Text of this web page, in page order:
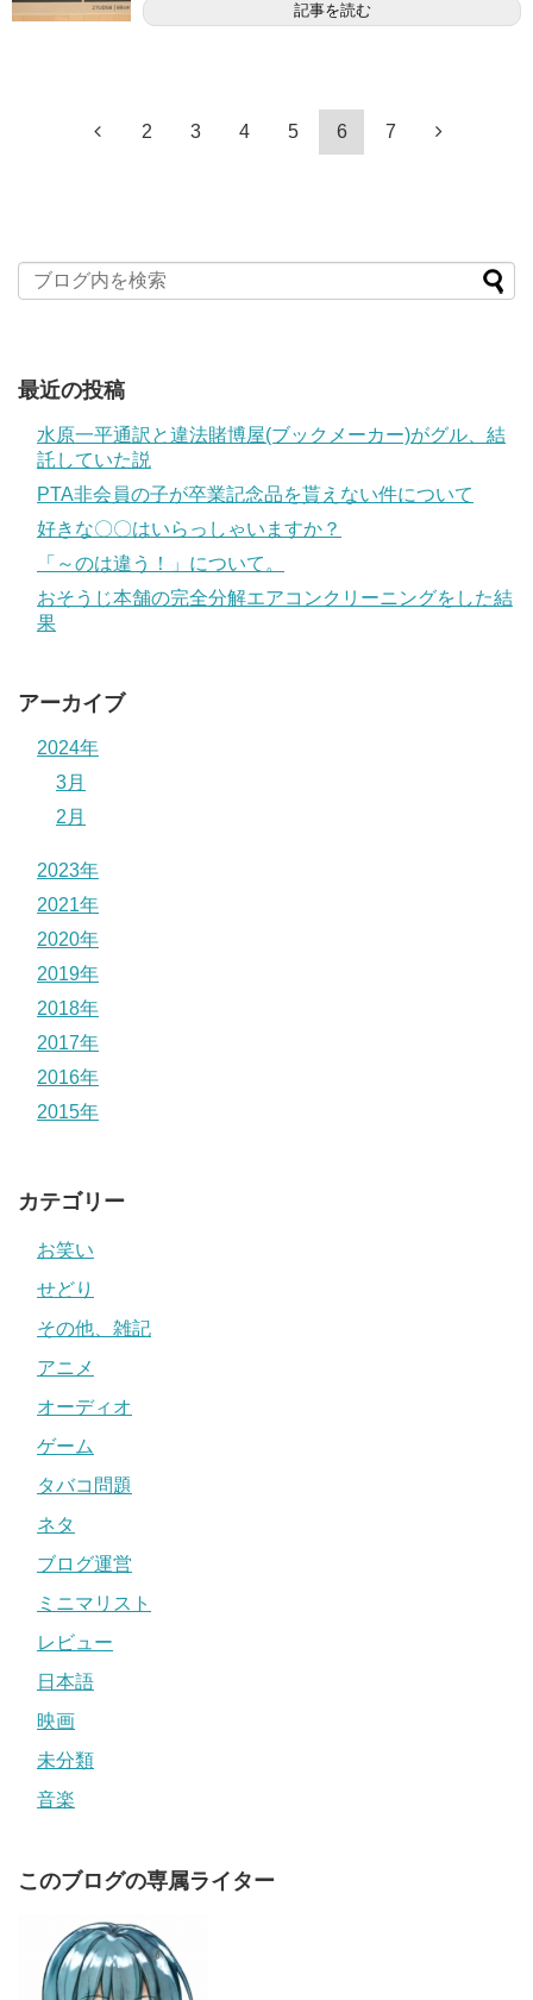
記事を読む
2 3 4 5 6 7
最近の投稿
水原一平通訳と違法賭博屋(ブックメーカー)がグル、結
託していた説
PTA非会員の子が卒業記念品を貰えない件について
好きな〇〇はいらっしゃいますか？
「～のは違う！」について。
おそうじ本舗の完全分解エアコンクリーニングをした結
果
アーカイブ
2024年
3月
2月
2023年
2021年
2020年
2019年
2018年
2017年
2016年
2015年
カテゴリー
お笑い
せどり
その他、雑記
アニメ
オーディオ
ゲーム
タバコ問題
ネタ
ブログ運営
ミニマリスト
レビュー
日本語
映画
未分類
音楽
このブログの専属ライター